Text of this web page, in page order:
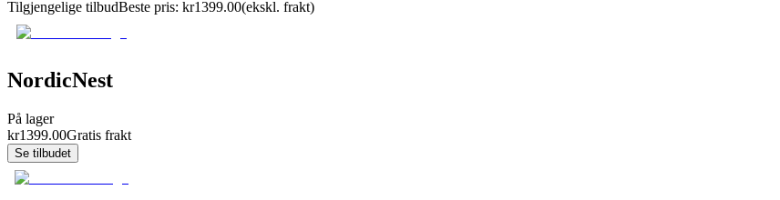
Tilgjengelige tilbudBeste pris: kr1399.00(ekskl. frakt)
NordicNest
På lager
kr1399.00Gratis frakt
Se tilbudet